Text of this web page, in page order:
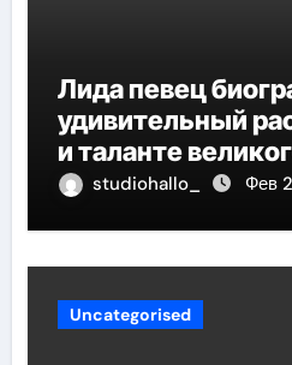
Лида певец
удивительный
и таланте
studiohallo_ Фев
Uncategorised